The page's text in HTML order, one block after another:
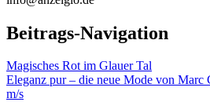
Beitrags-Navigation
Magisches Rot im Glauer Tal
Eleganz pur – die neue Mode von Marc
m/s